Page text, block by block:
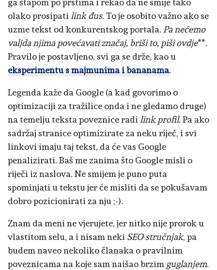
olako prosipati link đus. To je osobito važno ako se
uzme tekst od konkurentskog portala. Pa nećemo
valjda njima povećavati značaj, briši to, pišiovdje**.
Pravilo je postavljeno, svi ga se drže, kao u
eksperimentu s majmunima i bananama.
Legenda kaže da Google (a kad govorimo o
optimizaciji za tražilice onda i ne gledamo druge)
na temelju teksta poveznice radi link profil. Pa ako
sadržaj stranice optimizirate za neku riječ, i svi
linkovi imaju taj tekst, da će vas Google
penalizirati. Baš me zanima što Google misli o
riječi iz naslova. Ne smijem je puno puta
spominjati u tekstu jer će misliti da se pokušavam
dobro pozicionirati za nju ;-).
Znam da meni ne vjerujete, jer nitko nije prorok u
vlastitom selu, a i nisam neki SEO stručnjak, pa
budem naveo nekoliko članaka o pravilnim
poveznicama na koje sam naišao brzim guglanjem.